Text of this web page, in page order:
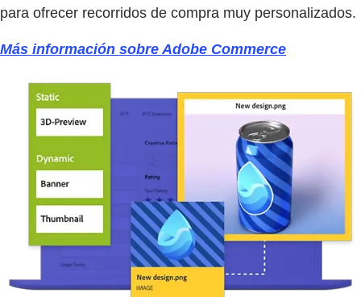
para ofrecer recorridos de compra muy personalizados.
Más información sobre Adobe Commerce